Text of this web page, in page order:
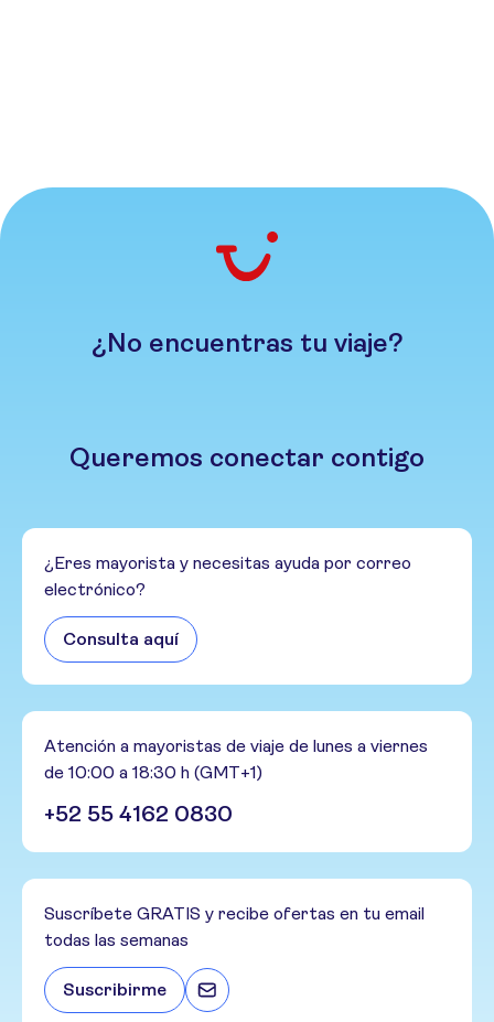
¿No encuentras tu viaje?
Queremos conectar contigo
¿Eres mayorista y necesitas ayuda por correo
electrónico?
Consulta aquí
Atención a mayoristas de viaje de lunes a viernes
de 10:00 a 18:30 h (GMT+1)
+52 55 4162 0830
Suscríbete GRATIS y recibe ofertas en tu email
todas las semanas
Suscribirme